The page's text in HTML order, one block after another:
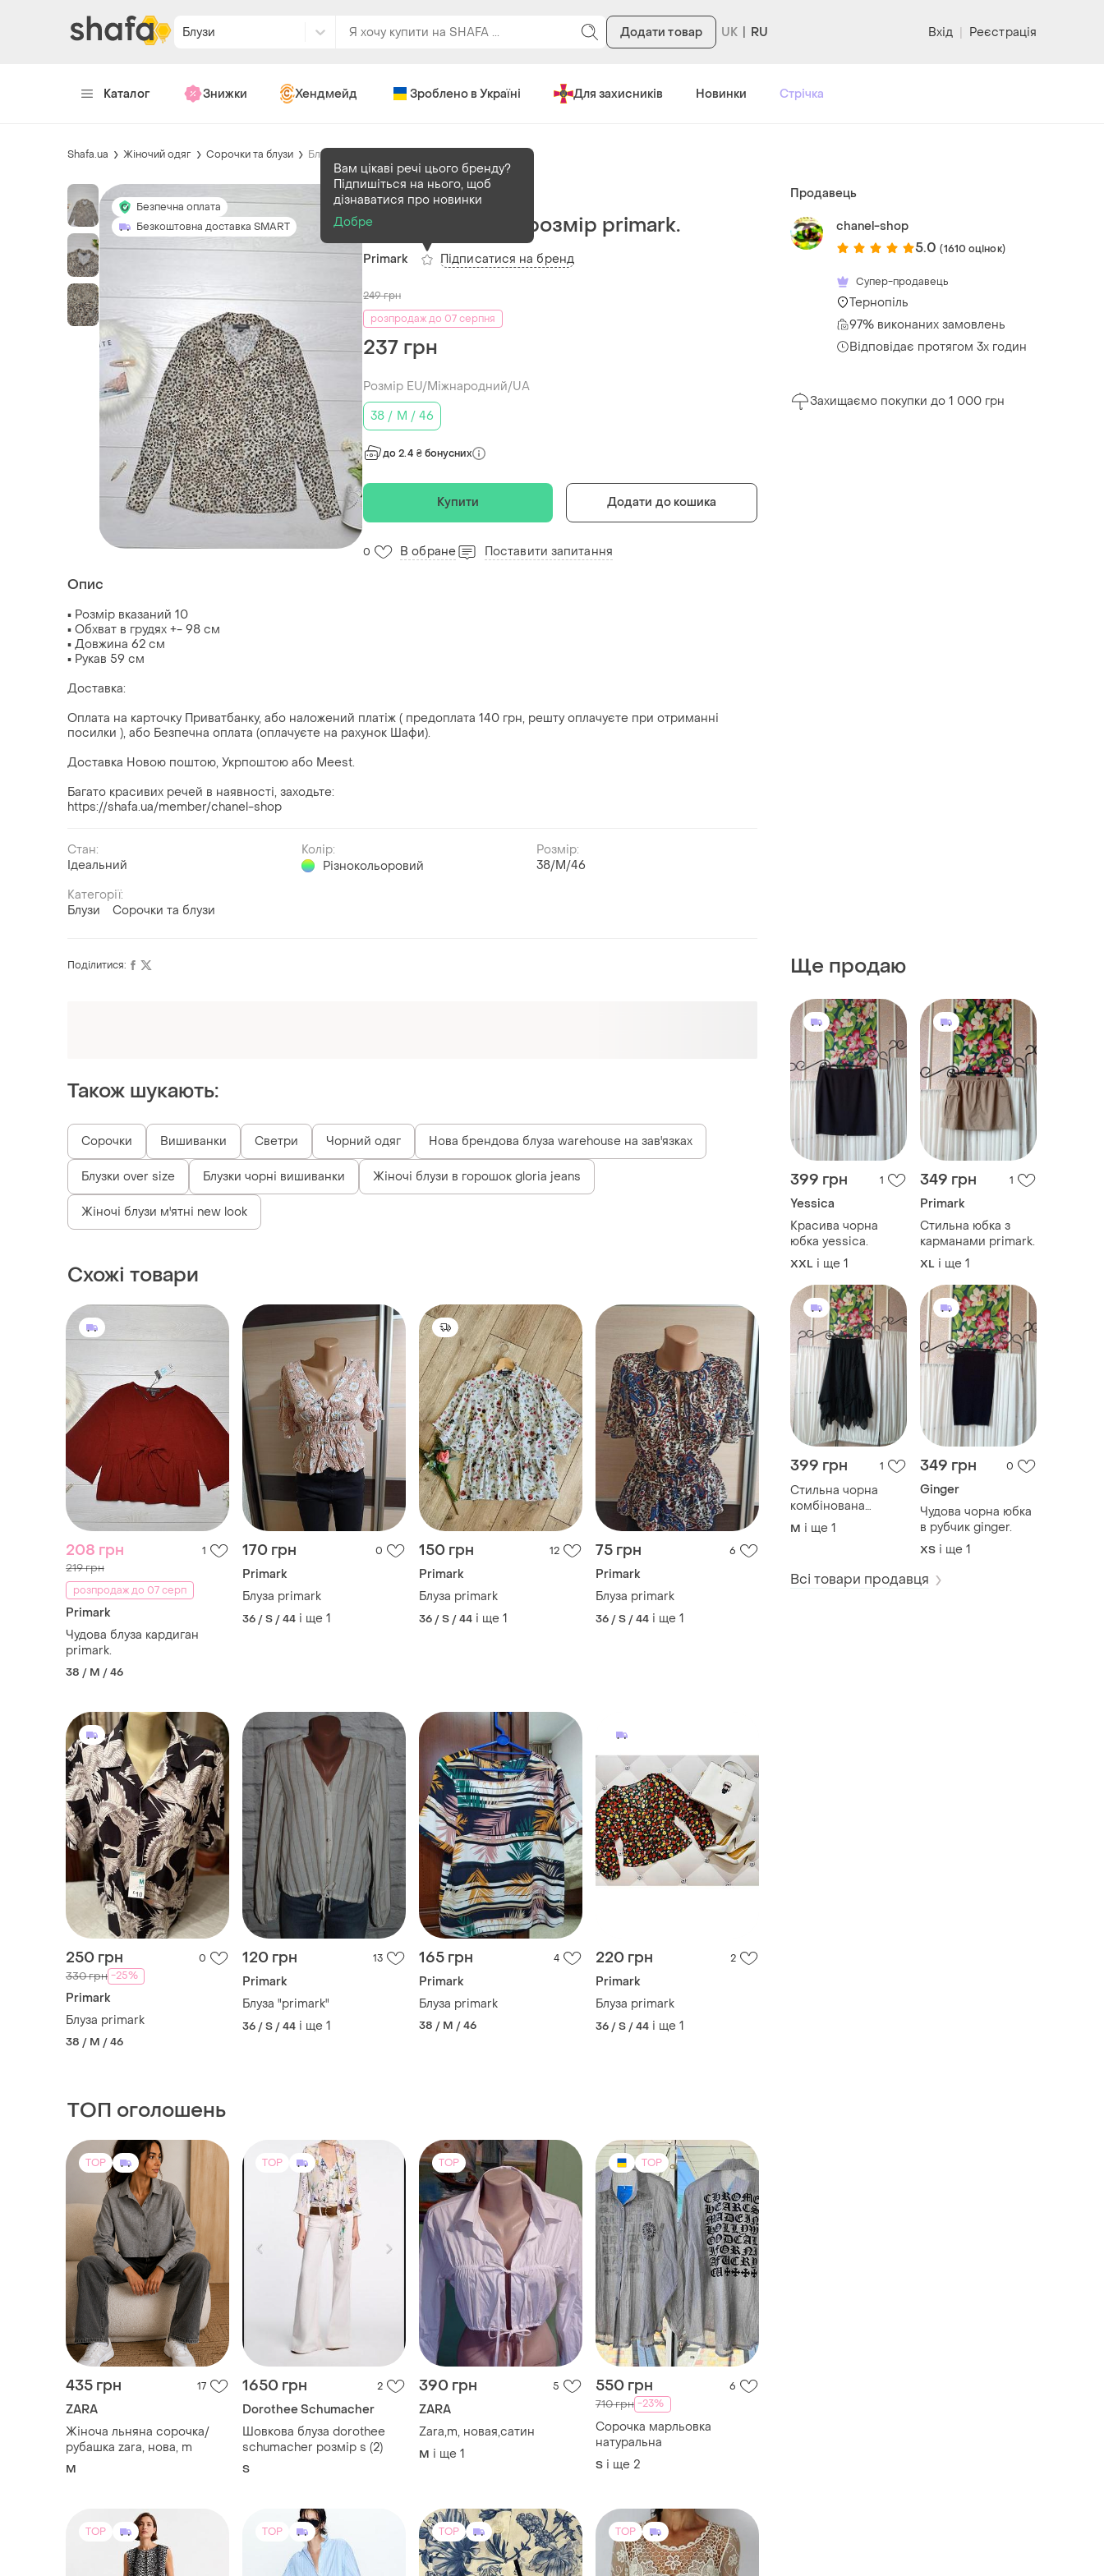
Блузи Додати товар RU Вхід | Реєстрація
Каталог Знижки Хендмейд Зроблено в Україні Для захисників Новинки Стрічка
Shafa.ua Жіночий одяг Сорочки та блузи Блузи
Безпечна оплата
Безкоштовна доставка SMART
В наявності1 шт
Чудова блуза 10 розмір primark.
Primark
Вам цікаві речі цього бренду?
Підпишіться на нього, щоб
дізнаватися про новинки
Добре
Підписатися на бренд
249грн
розпродаж до 07 серпня
237 грн
Розмір EU/Міжнародний/UA
38 / M / 46
до 2.4 ₴ бонусних
Купити Додати до кошика
0 В обране Поставити запитання
Опис
▪ Розмір вказаний 10
▪ Обхват в грудях +- 98 см
▪ Довжина 62 см
▪ Рукав 59 см
Доставка:
Оплата на карточку Приватбанку, або наложений платіж ( предоплата 140 грн, решту оплачуєте при отриманні
посилки ), або Безпечна оплата (оплачуєте на рахунок Шафи).
Доставка Новою поштою, Укрпоштою або Meest.
Багато красивих речей в наявності, заходьте:
https://shafa.ua/member/chanel-shop
Стан:
Ідеальний
Колір:
Різнокольоровий
Розмір:
38/M/46
Категорії:
Блузи
Сорочки та блузи
Продавець
chanel-shop
5.0 (1610 оцінок)
Супер-продавець
Тернопіль
97% виконаних замовлень
Відповідає протягом 3х годин
Захищаємо покупки до 1 000 грн
Ще продаю
399 грн 1
Yessica
Красива чорна
юбка yessica.
XXL і ще 1
349 грн 1
Primark
Стильна юбка з
карманами primark.
XL і ще 1
399 грн 1
Стильна чорна
комбінована
натуральна юбка з
кружевом italy
M і ще 1
349 грн 0
Ginger
Чудова чорна юбка
в рубчик ginger.
ХS і ще 1
Всі товари продавця
Поділитися:
Також шукають:
Сорочки Вишиванки Светри Чорний одяг Нова брендова блуза warehouse на зав'язках
Блузки over size Блузки чорні вишиванки Жіночі блузи в горошок gloria jeans
Жіночі блузи м'ятні new look
Схожі товари
208 грн
219 грн
розпродаж до 07 серп
Primark
Чудова блуза кардиган
170 грн
Primark
Блуза primark
150 грн
Primark
Блуза primark
75 грн
Primark
Блуза primark
250 грн
330 грн -25%
Primark
120 грн
Primark
Блуза "primark"
165 грн
Primark
220 грн
Primark
Блуза primark
ТОП оголошень
TOP
435 грн
ZARA
Жіноча льняна сорочка/
1650 грн
Dorothee Schumacher
Шовкова блуза dorothee
TOP
390 грн
ZARA
Zara,m, новая,сатин
TOP
550 грн
-23%
Сорочка марльовка
натуральна
TOP TOP